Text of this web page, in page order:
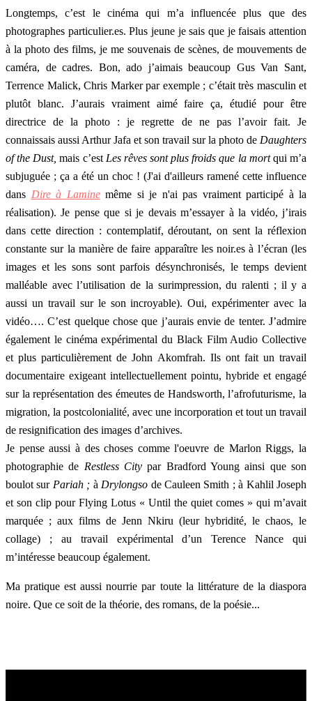
Longtemps, c’est le cinéma qui m’a influencée plus que des
photographes particulier.es. Plus jeune je sais que je faisais attention
à la photo des films, je me souvenais de scènes, de mouvements de
caméra, de cadres. Bon, ado j’aimais beaucoup Gus Van Sant,
Terrence Malick, Chris Marker par exemple ; c’était très masculin et
plutôt blanc. J’aurais vraiment aimé faire ça, étudié pour être
directrice de la photo : je regrette de ne pas l’avoir fait. Je
connaissais aussi Arthur Jafa et son travail sur la photo de Daughters
of the Dust,mais c’estLes rêves sont plus froids que la mortqui m’a
subjuguée ; ça a été un choc ! (J'ai d'ailleurs ramené cette influence
dans Dire à Laminemême si je n'ai pas vraiment participé à la
réalisation). Je pense que si je devais m’essayer à la vidéo, j’irais
dans cette direction : contemplatif, déroutant, on sent la réflexion
constante sur la manière de faire apparaître les noir.es à l’écran (les
images et les sons sont parfois désynchronisés, le temps devient
malléable avec l’utilisation de la surimpression, du ralenti ; il y a
aussi un travail sur le son incroyable). Oui, expérimenter avec la
vidéo…. C’est quelque chose que j’aurais envie de tenter. J’admire
également le cinéma expérimental du Black Film Audio Collective
et plus particulièrement de John Akomfrah. Ils ont fait un travail
documentaire exigeant intellectuellement pointu, hybride et engagé
sur la représentation des émeutes de Handsworth, l’afrofuturisme, la
migration, la postcolonialité, avec une incorporation et tout un travail
de resignification des images d’archives.
Je pense aussi à des choses comme l'oeuvre de Marlon Riggs, la
photographie de Restless City par Bradford Young ainsi que son
boulot sur Pariah ; à Drylongso de Cauleen Smith ; à Kahlil Joseph
et son clip pour Flying Lotus « Until the quiet comes » qui m’avait
marquée ; aux films de Jenn Nkiru (leur hybridité, le chaos, le
collage) ; au travail expérimental d’un Terence Nance qui
m’intéresse beaucoup également.
Ma pratique est aussi nourrie par toute la littérature de la diaspora
noire. Que ce soit de la théorie, des romans, de la poésie...